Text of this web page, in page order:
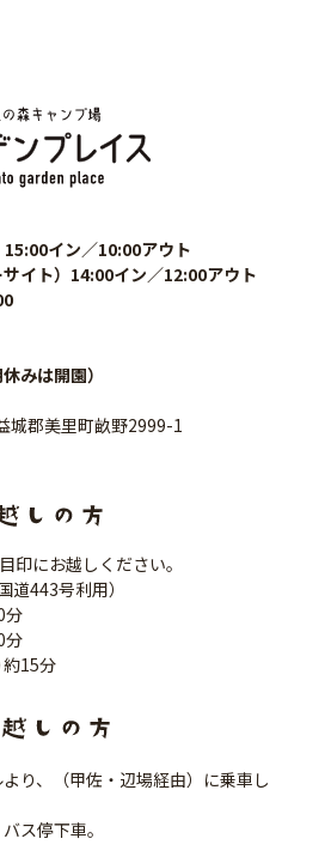
15:00イン／10:00アウト
サイト）14:00イン／12:00アウト
みは開園）
郡美里町畝野2999-1
印にお越しください。
道443号利用）
分
分
約15分
り、（甲佐・辺場経由）に乗車し
ス停下車。